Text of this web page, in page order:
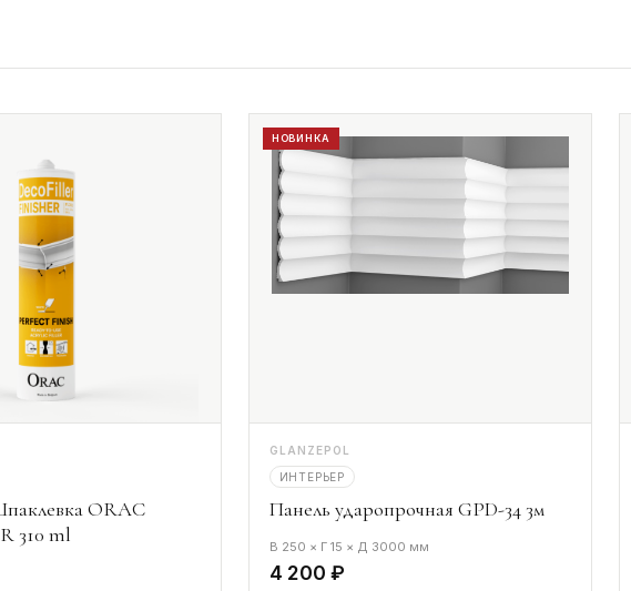
ORAC
310 ml
НОВИНКА
GLANZEPOL
ИНТЕРЬЕР
Панель ударопрочная GPD-34 3м
В 250 × Г 15 × Д 3000 мм
4 200 ₽